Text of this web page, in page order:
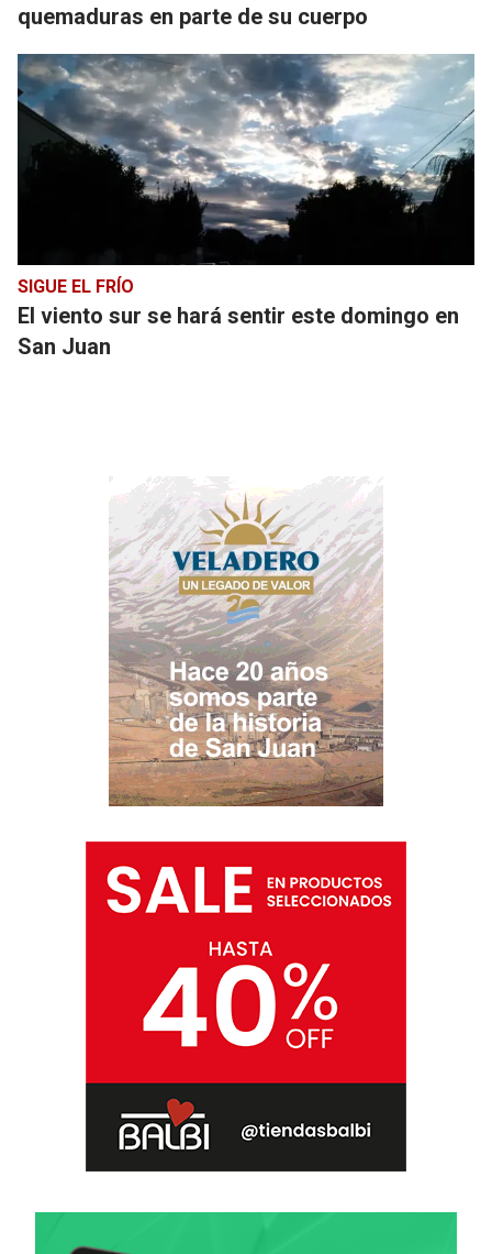
quemaduras en parte de su cuerpo
SIGUE EL FRÍO
El viento sur se hará sentir este domingo en
San Juan